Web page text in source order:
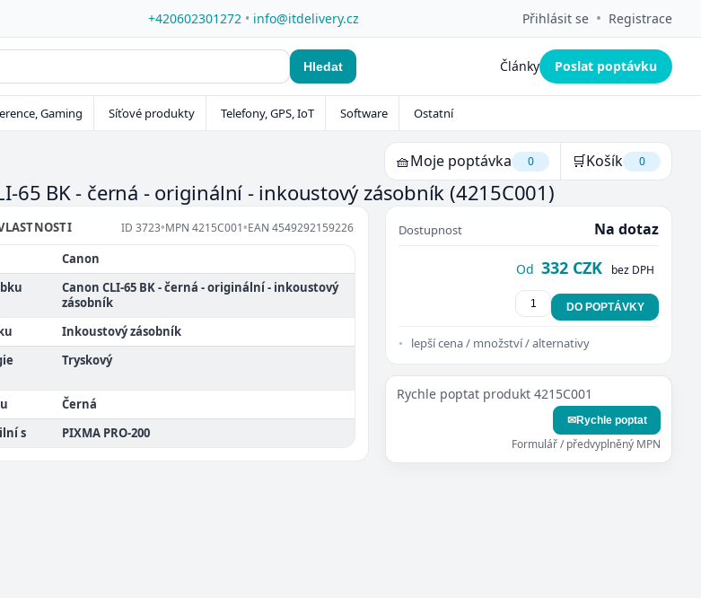
+420602301272 • info@itdelivery.cz Přihlásit se • Registrace
Hledat Články Poslat poptávku
Gaming Síťové produkty Telefony, GPS, IoT Software Ostatní
🧺Moje poptávka 0 🛒Košík 0
65 BK - černá - originální - inkoustový zásobník(4215C001)
ID 3723•MPN 4215C001•EAN 4549292159226
Canon
Canon CLI-65 BK - černá - originální - inkoustový
zásobník
Inkoustový zásobník
Tryskový
Černá
s
PIXMA PRO-200
Dostupnost Na dotaz
Od 332 CZK bez DPH
DO POPTÁVKY
lepší cena / množství / alternativy
Rychle poptat produkt 4215C001
✉Rychle poptat
Formulář / předvyplněný MPN